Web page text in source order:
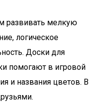
развивать мелкую
логическое
Доски для
помогают в игровой
и названия цветов. В